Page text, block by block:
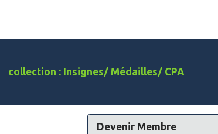
collection : Insignes/ Médailles/ CPA
Devenir Membre